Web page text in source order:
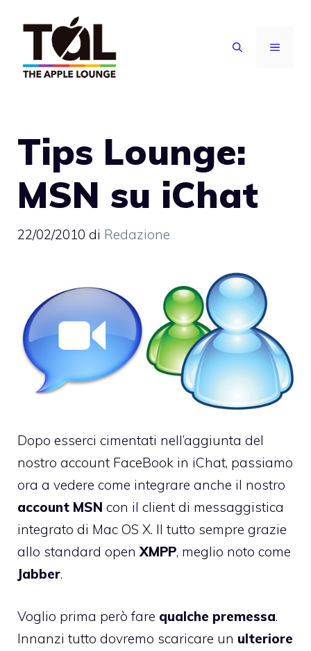
contenuto
MENU
Tips Lounge:
MSN su iChat
22/02/2010 di Redazione
Dopo esserci cimentati nell’aggiunta del
nostro account FaceBook in iChat, passiamo
ora a vedere come integrare anche il nostro
account MSN con il client di messaggistica
integrato di Mac OS X. Il tutto sempre grazie
allo standard openXMPP, meglio noto come
Jabber.
Voglio prima però fare qualche premessa.
Innanzi tutto dovremo scaricare un ulteriore